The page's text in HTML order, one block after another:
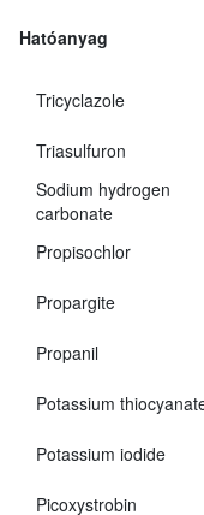
Hatóanyag
Tricyclazole
Triasulfuron
Sodium hydrogen
carbonate
Propisochlor
Propargite
Propanil
Potassium
Potassium iodide
Picoxystrobin